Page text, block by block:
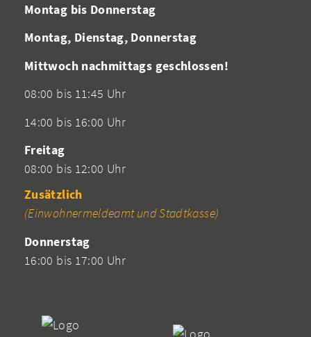
Montag bis Donnerstag
Montag, Dienstag, Donnerstag
Mittwoch nachmittags geschlossen!
08:00 bis 11:45 Uhr
14:00 bis 16:00 Uhr
Freitag
08:00 bis 12:00 Uhr
Zusätzlich
(Einwohnermeldeamt und Stadtkasse)
Donnerstag
16:00 bis 17:00 Uhr